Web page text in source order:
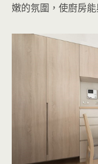
嫩的氛圍，使廚房